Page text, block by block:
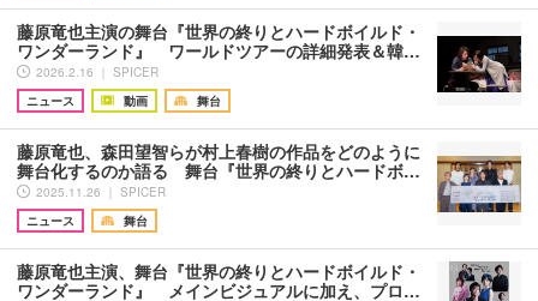
藤原竜也主演の舞台『世界の終りとハードボイルド・
ワンダーランド』 ワールドツアーの詳細発表＆韓…
2026.2.16 ｜ SPICER
ニュース
動画 舞台
藤原竜也、森田望智らが村上春樹の作品をどのように
舞台化するのか語る 舞台『世界の終りとハードボ…
2025.11.26 ｜ SPICER
ニュース
舞台
藤原竜也主演、舞台『世界の終りとハードボイルド・
ワンダーランド』 メインビジュアルに加え、プロ…